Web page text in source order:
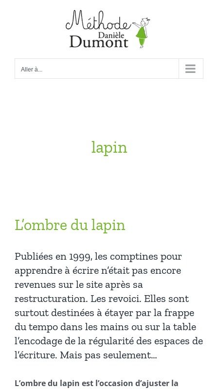
Aller à...
lapin
L’ombre du lapin
Publiées en 1999, les comptines pour
apprendre à écrire n’était pas encore
revenues sur le site après sa
restructuration. Les revoici. Elles sont
surtout destinées à étayer par la frappe
du tempo dans les mains ou sur la table
l’encodage de la régularité des espaces de
l’écriture. Mais pas seulement…
L’ombre du lapin est l’occasion d’ajuster la